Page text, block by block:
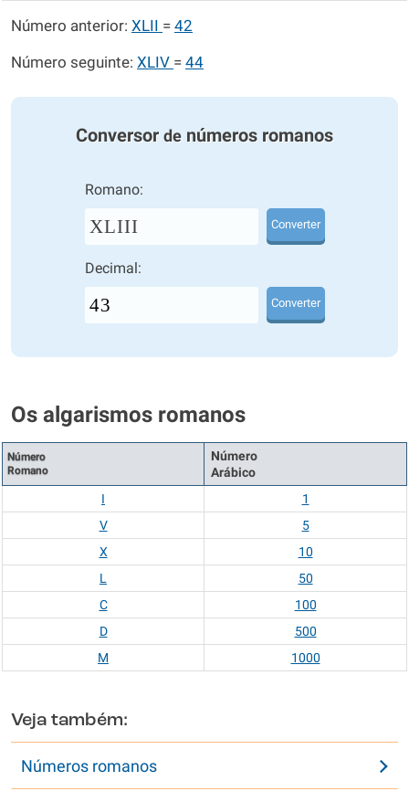
Número anterior: XLII = 42
Número seguinte: XLIV = 44
Conversor de números romanos
Romano:
XLIII Converter
Decimal:
Converter
Os algarismos romanos
Número
Romano
Número
Arábico
I
1
V
5
X
10
L
50
C
100
D
500
M
1000
Veja também:
Números romanos